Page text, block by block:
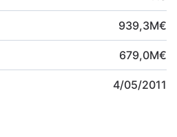
939,3M€
679,0M€
4/05/2011